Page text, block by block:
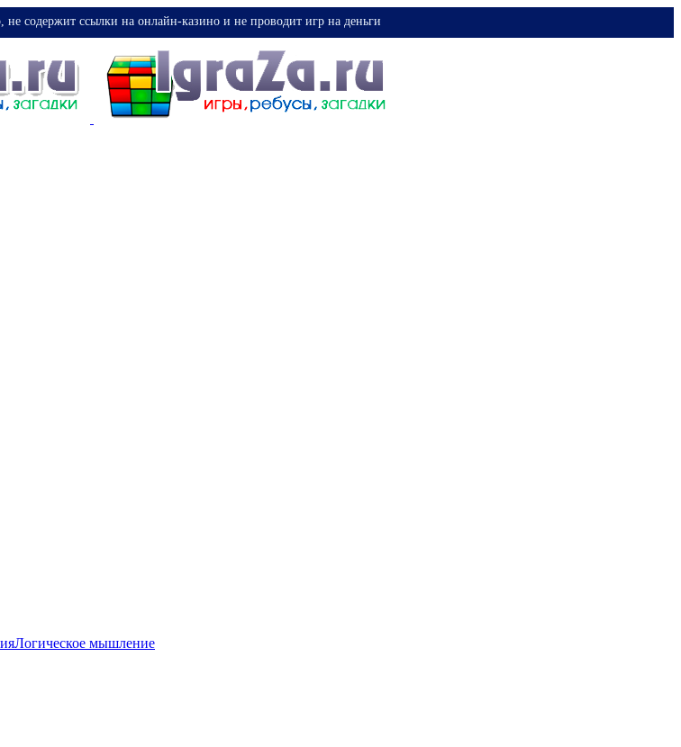
содержит ссылки на онлайн-казино и не проводит игр на деньги
Логическое мышление